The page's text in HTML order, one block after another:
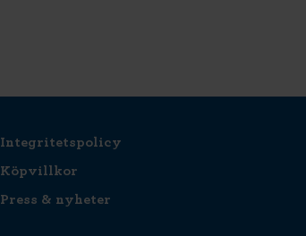
Integritetspolicy
Köpvillkor
Press & nyheter